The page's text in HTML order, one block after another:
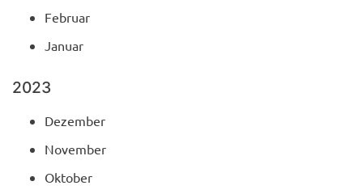
Februar
Januar
2023
Dezember
November
Oktober